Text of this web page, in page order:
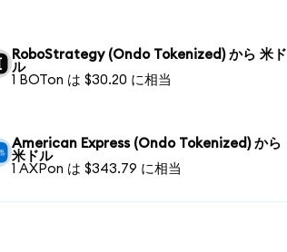
RoboStrategy (Ondo Tokenized) から 米ド
ル
1 BOTon は $30.20 に相当
American Express (Ondo Tokenized) から
米ドル
1 AXPon は $343.79 に相当